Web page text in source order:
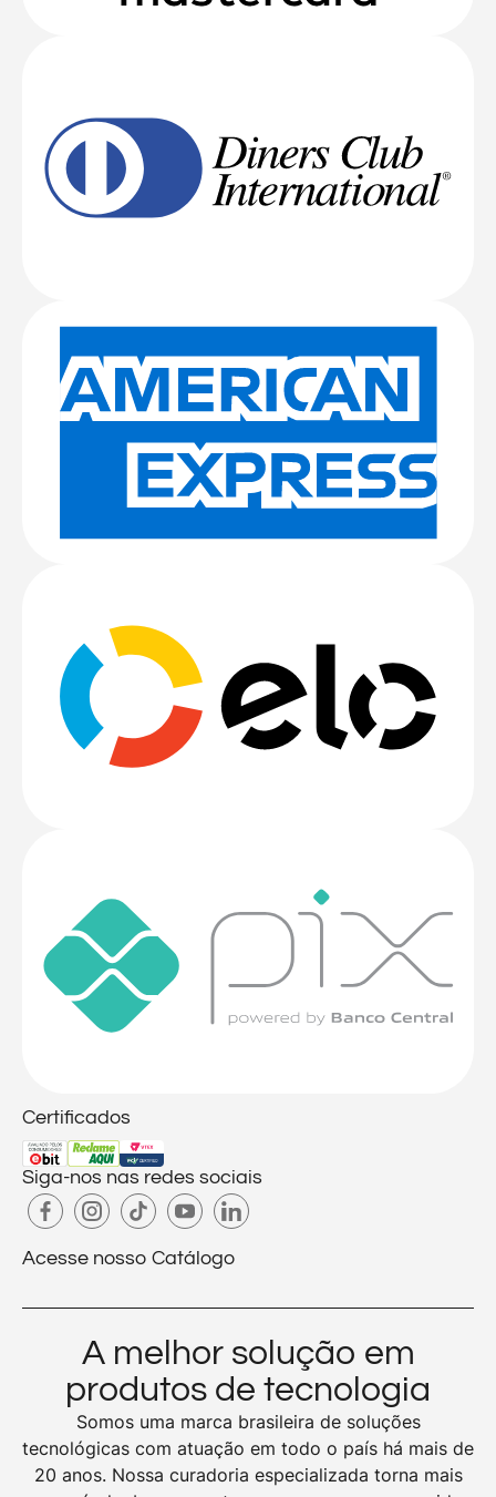
Certificados
Siga-nos nas redes sociais
Acesse nosso Catálogo
A melhor solução em
produtos de tecnologia
Somos uma marca brasileira de soluções
tecnológicas com atuação em todo o país há mais de
20 anos. Nossa curadoria especializada torna mais